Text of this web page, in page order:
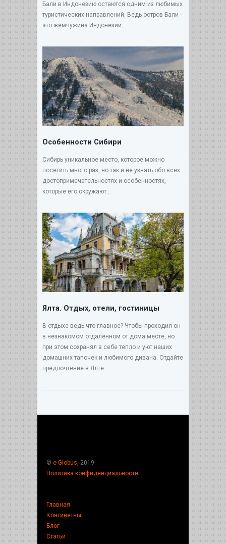
Бали в Индонезию остаются одним из любимых
туристических направлений. Ведь остров Бали -
это жемчужина Индонезии...
Особенности Сибири
Сибирь уникальное место, которое можно
посетить много раз, но так и не узнать обо всех
достопримечательностях и особенностях,
которые его окружают...
Ялта. Отдых, отели, гостиницы
В отдыхе ведь что главное? Чтобы проходил он
в незнакомом отдалённом от дома месте, но
при этом сохранял в себе тепло и уют наших
домашних тапочек и любимого дивана. Отдайте
предпочтение в Ялте...
© e-Globus, 2019
Политика конфиденциальности
Главная
Континетны
Блог
Статьи